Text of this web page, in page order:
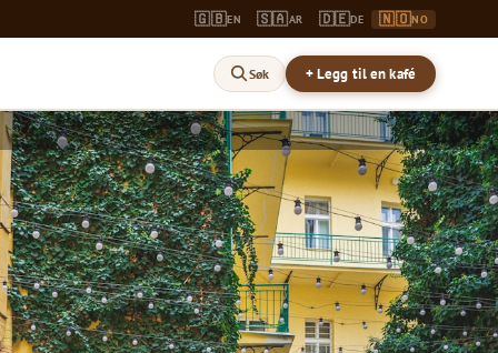
🇬🇧EN 🇸🇦AR 🇩🇪DE 🇳🇴NO
Søk + Legg til en kafé